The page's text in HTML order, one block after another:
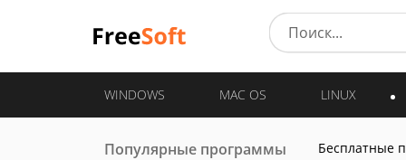
WINDOWS MAC OS LINUX
Популярные программы Бесплатные